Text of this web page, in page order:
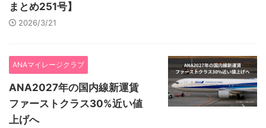
まとめ251号】
2026/3/21
ANAマイレージクラブ
ANA2027年の国内線新運賃
ファーストクラス30%近い値
上げへ